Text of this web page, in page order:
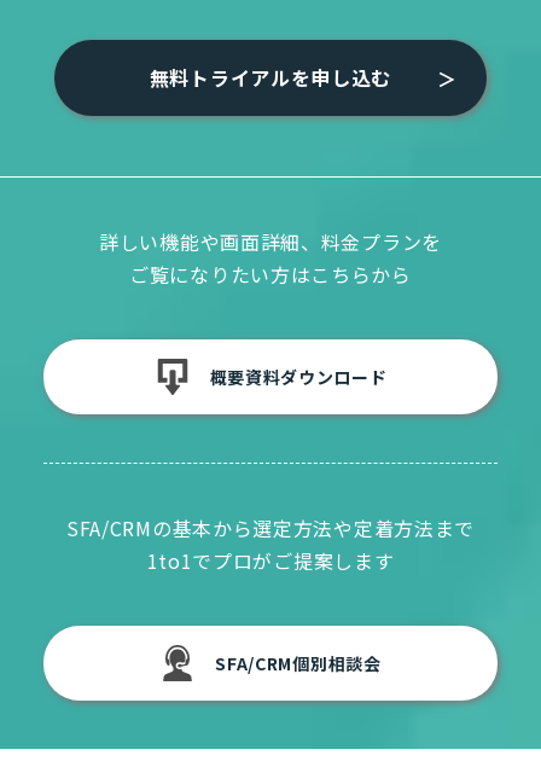
無料トライアルを申し込む
詳しい機能や画面詳細、料金プランを
ご覧になりたい方はこちらから
概要資料ダウンロード
SFA/CRMの基本から選定方法や定着方法まで
1to1でプロがご提案します
SFA/CRM個別相談会